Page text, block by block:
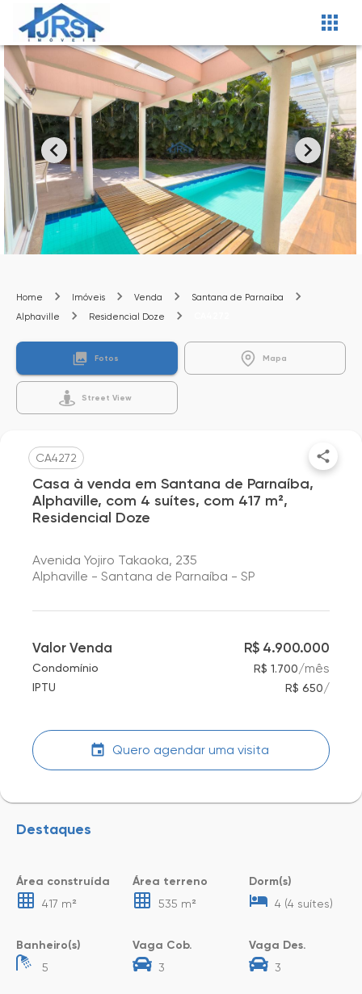
Home Imóveis Venda
Santana de Parnaíba
Alphaville
Residencial Doze
Fotos Mapa
Street View
CA4272
Casa à venda em Santana de Parnaíba,
Alphaville, com 4 suítes, com 417 m²,
Residencial Doze
Avenida Yojiro Takaoka, 235
Alphaville - Santana de Parnaíba - SP
Valor Venda R$ 4.900.000
Condomínio R$ 1.700/mês
IPTU R$ 650/
Quero agendar uma visita
Destaques
Área construída
417 m²
Área terreno
535 m²
Dorm(s)
4 (4 suítes)
Banheiro(s)
5
Vaga Cob.
3
Vaga Des.
3